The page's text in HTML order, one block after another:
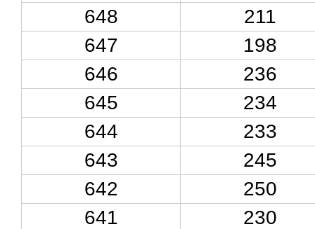
648
211
647
198
646
236
645
234
644
233
643
245
642
250
641
230